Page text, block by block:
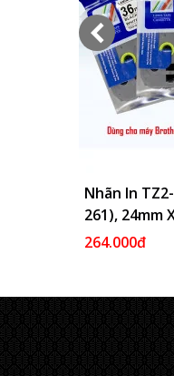
Nhãn In
261), 24mm
Nền Trắng
264.000đ